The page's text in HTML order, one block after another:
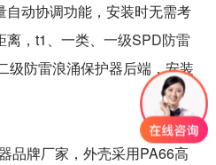
动协调功能，安装时无需考
， t1、一类、 一级SPD防雷
级防雷浪涌保护器后端，安装
牌厂家，外壳采用PA66高